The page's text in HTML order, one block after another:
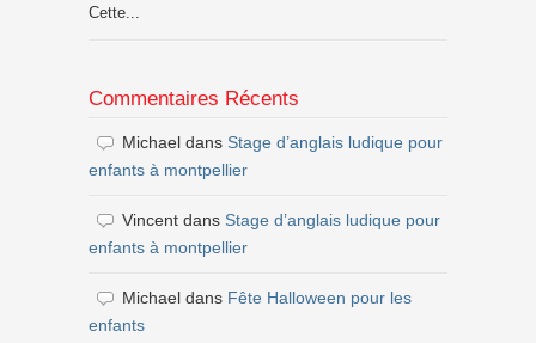
Cette...
Commentaires Récents
Michael dans Stage d’anglais ludique pour
enfants à montpellier
Vincent dans Stage d’anglais ludique pour
enfants à montpellier
Michael dans Fête Halloween pour les
enfants